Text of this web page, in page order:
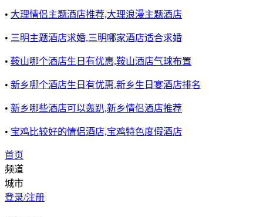
• 大理情侣主题酒店推荐,大理浪漫主题酒店
• 三明主题酒店求婚,三明哪家酒店适合求婚
• 鞍山哪个酒店生日有优惠,鞍山酒店气球布置
• 新乡哪个酒店生日有优惠,新乡生日宴酒店排名
• 新乡哪些酒店可以轰趴,新乡情侣酒店推荐
• 宝鸡比较好的情侣酒店,宝鸡特色度假酒店
首页
频道
城市
登录/注册